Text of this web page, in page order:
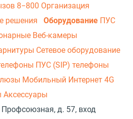
8−800 Организация
решения Оборудование ПУС
Веб-камеры
Сетевое оборудование
ПУС (SIP) телефоны
Мобильный Интернет 4G
Аксессуары
Профсоюзная, д. 57, вход